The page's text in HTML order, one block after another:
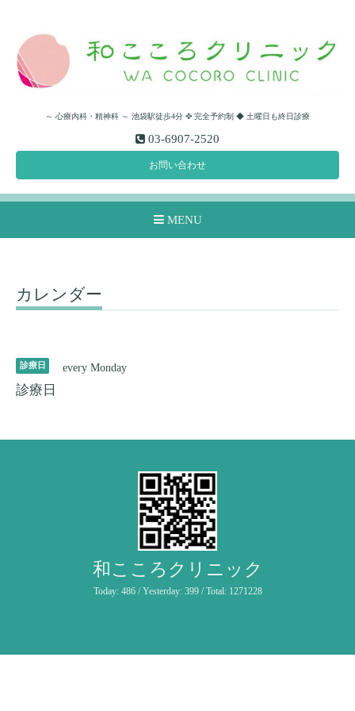
～ 心療内科・精神科 ～ 池袋駅徒歩4分 ✜ 完全予約制 ◆ 土曜日も終日診療
03-6907-2520
お問い合わせ
MENU
カレンダー
診療日 every Monday
診療日
和こころクリニック
Today: 486/ Yesterday: 399/ Total: 1271228